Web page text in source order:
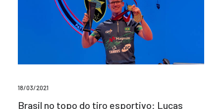
18/03/2021
Brasil no topo do tiro esportivo: Lucas